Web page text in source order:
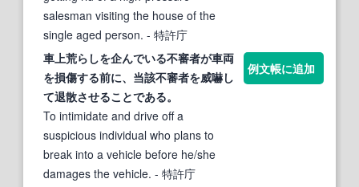
salesman visiting the house of the
single aged person. - 特許庁
車上荒らしを企んでいる不審者が車両
を損傷する前に、当該不審者を威嚇し
て退散させることである。
To intimidate and drive off a
suspicious individual who plans to
break into a vehicle before he/she
damages the vehicle. - 特許庁
例文帳に追加